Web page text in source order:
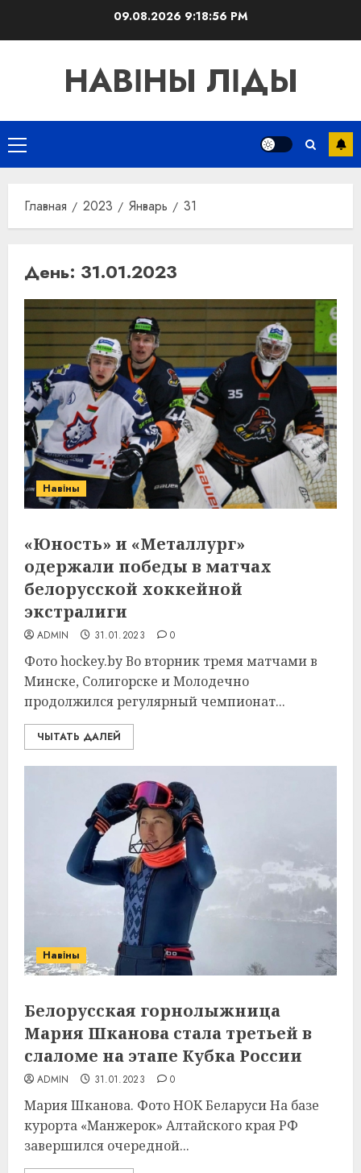
09.08.2026 9:18:57 PM
НАВІНЫ ЛІДЫ
Основное
меню
Главная 2023 Январь 31
День: 31.01.2023
Навіны
«Юность» и «Металлург»
одержали победы в матчах
белорусской хоккейной
экстралиги
ADMIN 31.01.2023 0
Фото hockey.by Во вторник тремя матчами в
Минске, Солигорске и Молодечно
продолжился регулярный чемпионат...
ЧЫТАТЬ ДАЛЕЙ
Навіны
Белорусская горнолыжница
Мария Шканова стала третьей в
слаломе на этапе Кубка России
ADMIN 31.01.2023 0
Мария Шканова. Фото НОК Беларуси На базе
курорта «Манжерок» Алтайского края РФ
завершился очередной...